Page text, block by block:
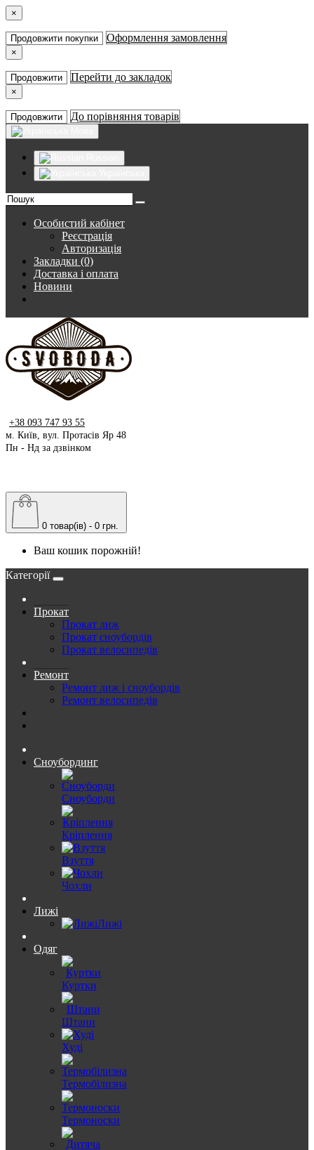
×
Продовжити покупки Оформлення замовлення
×
Продовжити Перейти до закладок
×
Продовжити До порівняння товарів
Особистий кабінет
Реєстрація
Авторизація
Закладки (0)
Доставка і оплата
Новини
+38 093 747 93 55
м. Київ, вул. Протасів Яр 48
Пн - Нд за дзвінком
0 товар(ів) - 0 грн.
Ваш кошик порожній!
Категорії
Прокат
Прокат лиж
Прокат сноубордів
Прокат велосипедів
Ремонт
Ремонт лиж і сноубордів
Ремонт велосипедів
Сноубординг
Сноуборди
Кріплення
Взуття
Чохли
Лижі
Лижі
Одяг
Куртки
Штани
Худі
Термобілизна
Термоноски